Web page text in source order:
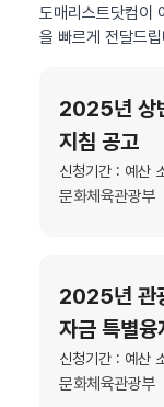
도매리스트닷컴이
을 빠르게 전달드립
2025년 상
지침 공고
신청기간 : 예산
문화체육관광부
2025년 관
자금 특별융
신청기간 : 예산
문화체육관광부